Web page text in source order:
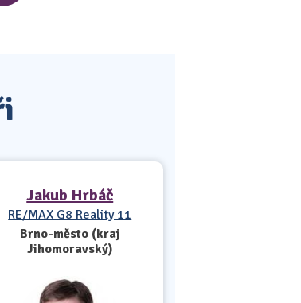
Jakub Hrbáč
RE/MAX G8 Reality 11
Brno-město (kraj
Jihomoravský)